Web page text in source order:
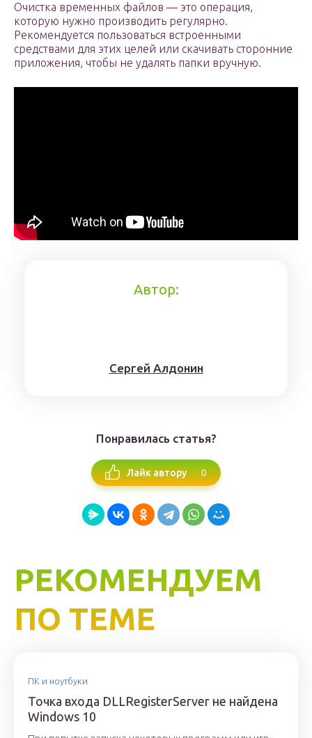
Очистка временных файлов — это операция,
которую нужно производить регулярно.
Рекомендуется пользоваться встроенными
средствами для этих целей или скачивать сторонние
приложения, чтобы не удалять папки вручную.
Автор:
Сергей Алдонин
Понравилась статья?
Лайк автору 0
РЕКОМЕНДУЕМ
ПО ТЕМЕ
ПК и ноутбуки
Точка входа DLLRegisterServer не найдена
Windows 10